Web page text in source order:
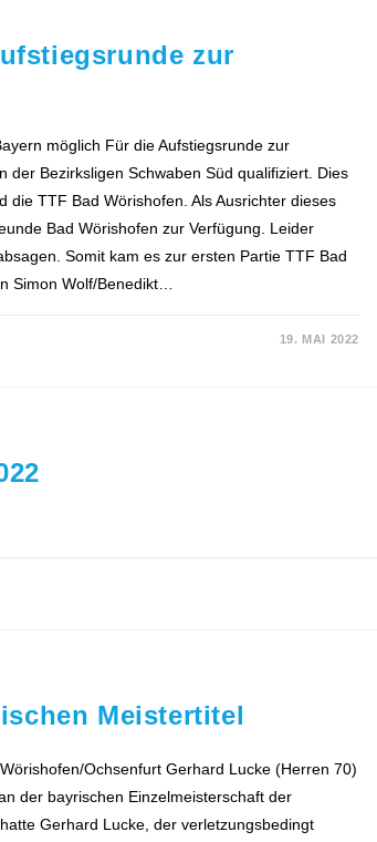
zur
möglich Für die Aufstiegsrunde zur
der Bezirksligen Schwaben Süd qualifiziert. Dies
die TTF Bad Wörishofen. Als Ausrichter dieses
Bad Wörishofen zur Verfügung. Leider
Somit kam es zur ersten Partie TTF Bad
Simon Wolf/Benedikt…
19. MAI 2022
Meistertitel
Ochsenfurt Gerhard Lucke (Herren 70)
der bayrischen Einzelmeisterschaft der
Gerhard Lucke, der verletzungsbedingt